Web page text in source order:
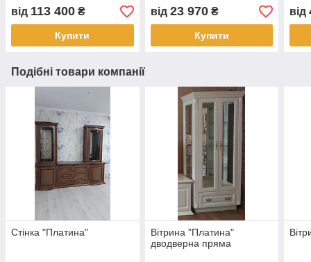
від 113 400 ₴
Купити
від 23 970₴
Купити
від
Подібні товари компанії
Стінка "Платина"
Вітрина "Платина"
дводверна пряма